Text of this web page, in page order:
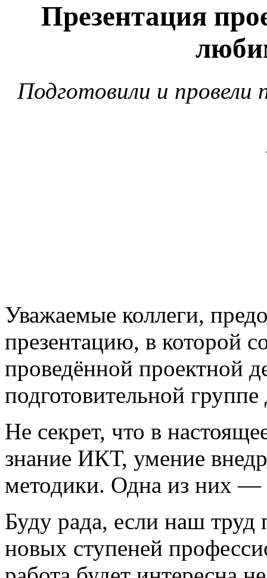
Презентация
Подготовили и провели
Уважаемые коллеги,
презентацию, в которой
проведённой проектной
подготовительной группе
Не секрет, что в
знание ИКТ, умение
методики. Одна из них —
Буду рада, если наш
новых ступеней